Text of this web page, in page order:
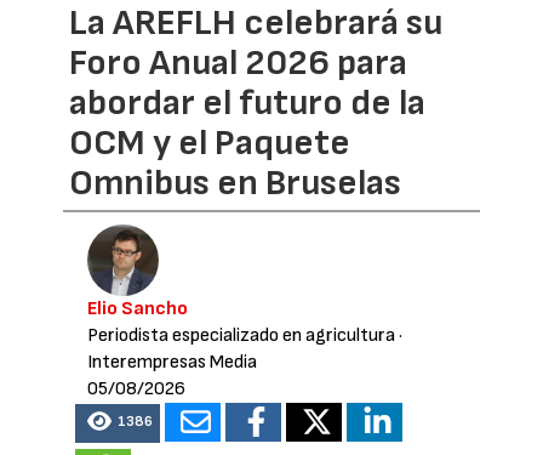
La AREFLH celebrará su
Foro Anual 2026 para
abordar el futuro de la
OCM y el Paquete
Omnibus en Bruselas
Elio Sancho
Periodista especializado en agricultura·
Interempresas Media
05/08/2026
1386